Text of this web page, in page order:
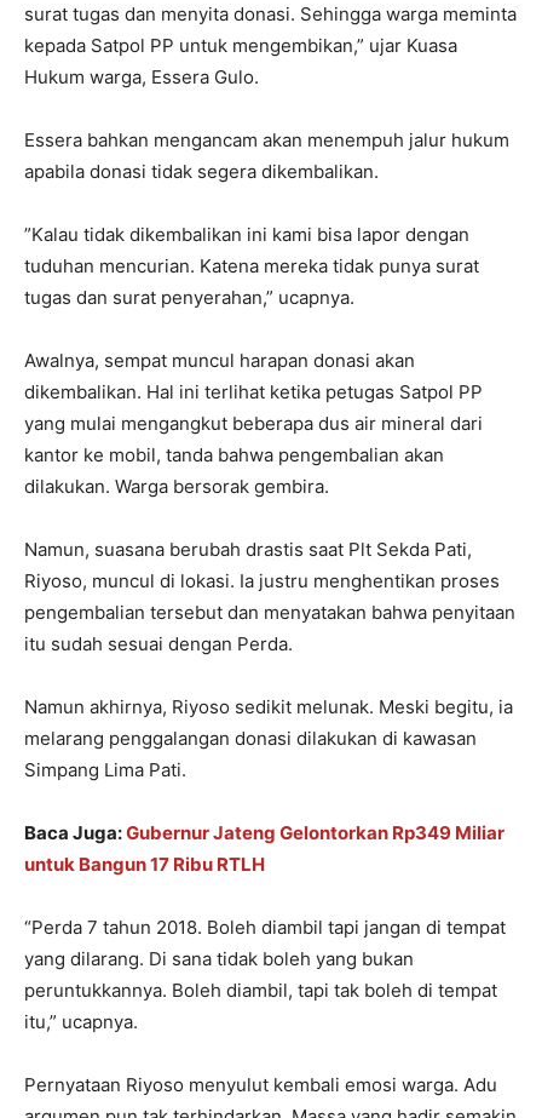
surat tugas dan menyita donasi. Sehingga warga meminta
kepada Satpol PP untuk mengembikan,” ujar Kuasa
Hukum warga, Essera Gulo.
Essera bahkan mengancam akan menempuh jalur hukum
apabila donasi tidak segera dikembalikan.
”Kalau tidak dikembalikan ini kami bisa lapor dengan
tuduhan mencurian. Katena mereka tidak punya surat
tugas dan surat penyerahan,” ucapnya.
Awalnya, sempat muncul harapan donasi akan
dikembalikan. Hal ini terlihat ketika petugas Satpol PP
yang mulai mengangkut beberapa dus air mineral dari
kantor ke mobil, tanda bahwa pengembalian akan
dilakukan. Warga bersorak gembira.
Namun, suasana berubah drastis saat Plt Sekda Pati,
Riyoso, muncul di lokasi. Ia justru menghentikan proses
pengembalian tersebut dan menyatakan bahwa penyitaan
itu sudah sesuai dengan Perda.
Namun akhirnya, Riyoso sedikit melunak. Meski begitu, ia
melarang penggalangan donasi dilakukan di kawasan
Simpang Lima Pati.
Baca Juga:Gubernur Jateng Gelontorkan Rp349 Miliar
untuk Bangun 17 Ribu RTLH
“Perda 7 tahun 2018. Boleh diambil tapi jangan di tempat
yang dilarang. Di sana tidak boleh yang bukan
peruntukkannya. Boleh diambil, tapi tak boleh di tempat
itu,” ucapnya.
Pernyataan Riyoso menyulut kembali emosi warga. Adu